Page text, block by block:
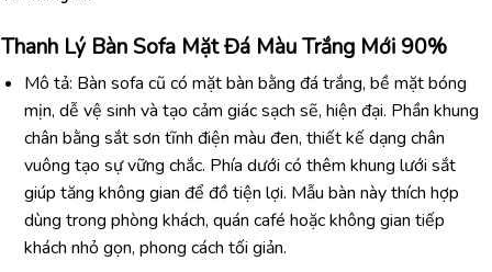
Thanh Lý Bàn Sofa Mặt Đá Màu Trắng Mới 90%
Mô tả: Bàn sofa cũ có mặt bàn bằng đá trắng, bề mặt bóng
mịn, dễ vệ sinh và tạo cảm giác sạch sẽ, hiện đại. Phần khung
chân bằng sắt sơn tĩnh điện màu đen, thiết kế dạng chân
vuông tạo sự vững chắc. Phía dưới có thêm khung lưới sắt
giúp tăng không gian để đồ tiện lợi. Mẫu bàn này thích hợp
dùng trong phòng khách, quán café hoặc không gian tiếp
khách nhỏ gọn, phong cách tối giản.